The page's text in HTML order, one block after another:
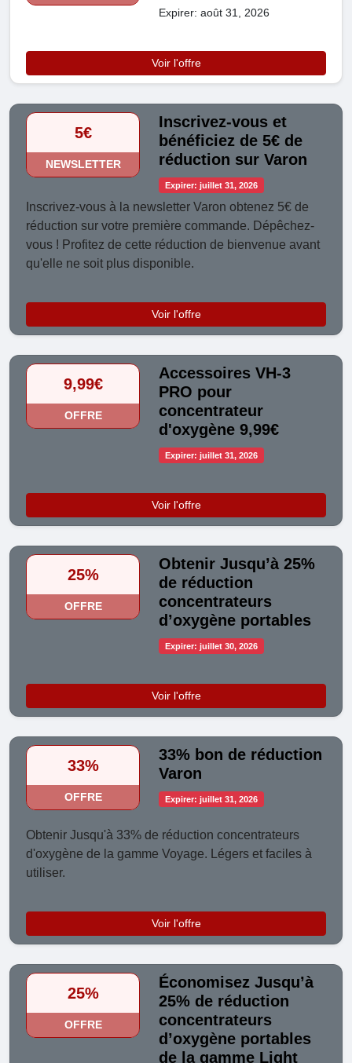
Expirer: août 31, 2026
Voir l'offre
5€
NEWSLETTER
Inscrivez-vous et
bénéficiez de 5€ de
réduction sur Varon
Expirer: juillet 31, 2026
Inscrivez-vous à la newsletter Varon obtenez 5€ de
réduction sur votre première commande. Dépêchez-
vous ! Profitez de cette réduction de bienvenue avant
qu'elle ne soit plus disponible.
Voir l'offre
9,99€
OFFRE
Accessoires VH-3
PRO pour
concentrateur
d'oxygène 9,99€
Expirer: juillet 31, 2026
Voir l'offre
25%
OFFRE
Obtenir Jusqu’à 25%
de réduction
concentrateurs
d’oxygène portables
Expirer: juillet 30, 2026
Voir l'offre
33%
OFFRE
33% bon de réduction
Varon
Expirer: juillet 31, 2026
Obtenir Jusqu'à 33% de réduction concentrateurs
d'oxygène de la gamme Voyage. Légers et faciles à
utiliser.
Voir l'offre
25%
OFFRE
Économisez Jusqu’à
25% de réduction
concentrateurs
d’oxygène portables
de la gamme Light